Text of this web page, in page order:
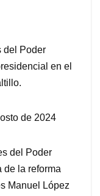
del Poder
en el
de 2024
del Poder
de la reforma
Manuel López